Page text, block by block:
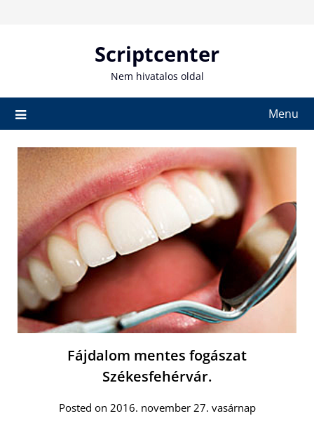
Scriptcenter
Nem hivatalos oldal
Menu
Fájdalom mentes fogászat
Székesfehérvár.
Posted on 2016. november 27. vasárnap